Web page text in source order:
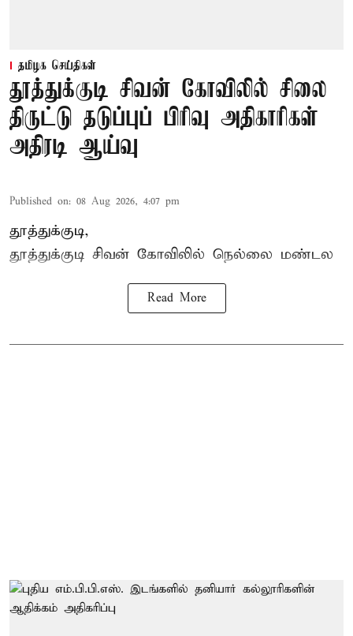
தமிழக செய்திகள்
தூத்துக்குடி சிவன் கோவிலில் சிலை
திருட்டு தடுப்புப் பிரிவு அதிகாரிகள்
அதிரடி ஆய்வு
Published on: 08 Aug 2026, 4:07 pm
தூத்துக்குடி,
தூத்துக்குடி சிவன் கோவிலில் நெல்லை மண்டல
Read More